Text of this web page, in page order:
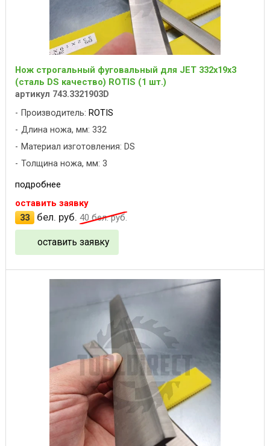
Нож строгальный фуговальный для JET 332х19х3
(сталь DS качество) ROTIS (1 шт.)
артикул 743.3321903D
Производитель: ROTIS
Длина ножа, мм: 332
Материал изготовления: DS
Толщина ножа, мм: 3
подробнее
оставить заявку
33
бел. руб. 40 бел. руб.
оставить заявку